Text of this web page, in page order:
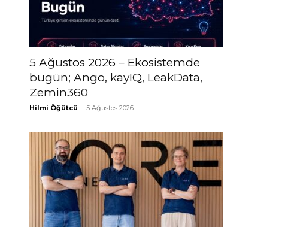
5 Ağustos 2026 – Ekosistemde
bugün; Ango, kayIQ, LeakData,
Zemin360
Hilmi Öğütcü - 5 Ağustos 2026